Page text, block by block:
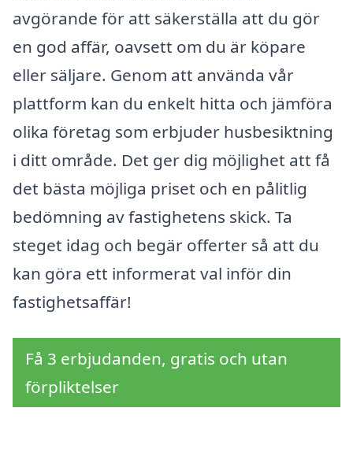
avgörande för att säkerställa att du gör
en god affär, oavsett om du är köpare
eller säljare. Genom att använda vår
plattform kan du enkelt hitta och jämföra
olika företag som erbjuder husbesiktning
i ditt område. Det ger dig möjlighet att få
det bästa möjliga priset och en pålitlig
bedömning av fastighetens skick. Ta
steget idag och begär offerter så att du
kan göra ett informerat val inför din
fastighetsaffär!
Få 3 erbjudanden, gratis och utan
förpliktelser